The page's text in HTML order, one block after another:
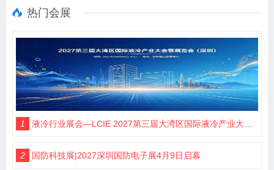
热门会展
1 液冷行业展会—LCIE 2027第三届大湾区国际液冷产业大会暨展览会（深圳）
2 国防科技展|2027深圳国防电子展4月9日启幕